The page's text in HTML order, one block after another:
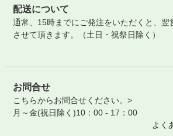
配送について
通常、15時までにご発注をいただくと、翌
させて頂きます。（土日・祝祭日除く）
お問合せ
こちらからお問合せください。>
月～金(祝日除く)10：00 - 17：00
よく